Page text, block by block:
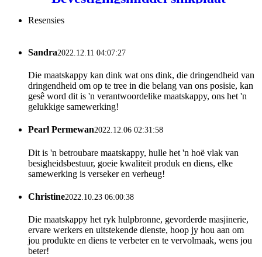
CSK-kop Gips
sementveselbord
Resensies
Sandra2022.12.11 04:07:27
Die maatskappy kan dink wat ons dink, die dringendheid van
dringendheid om op te tree in die belang van ons posisie, kan
gesê word dit is 'n verantwoordelike maatskappy, ons het 'n
gelukkige samewerking!
Pearl Permewan2022.12.06 02:31:58
Dit is 'n betroubare maatskappy, hulle het 'n hoë vlak van
besigheidsbestuur, goeie kwaliteit produk en diens, elke
samewerking is verseker en verheug!
Christine2022.10.23 06:00:38
Die maatskappy het ryk hulpbronne, gevorderde masjinerie,
ervare werkers en uitstekende dienste, hoop jy hou aan om
jou produkte en diens te verbeter en te vervolmaak, wens jou
beter!